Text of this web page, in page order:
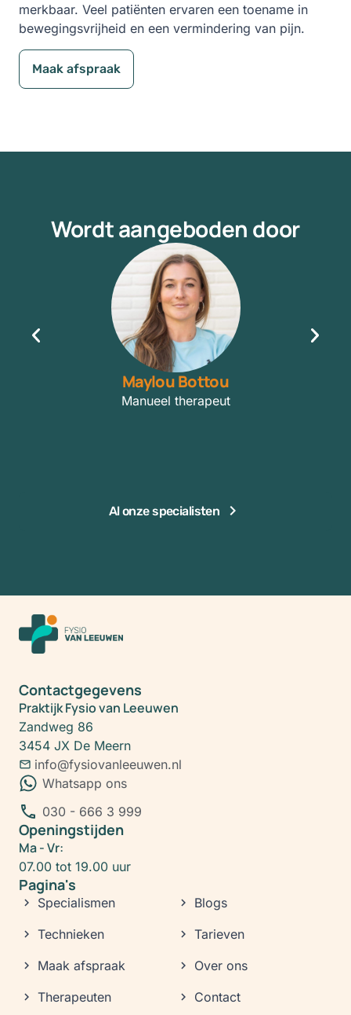
merkbaar. Veel patiënten ervaren een toename in
bewegingsvrijheid en een vermindering van pijn.
Maak afspraak
Wordt aangeboden door
Maylou Bottou
Manueel therapeut
Al onze specialisten
Contactgegevens
Praktijk Fysio van Leeuwen
Zandweg 86
3454 JX De Meern
info@fysiovanleeuwen.nl
Whatsapp ons
030 - 666 3 999
Openingstijden
Ma - Vr:
07.00 tot 19.00 uur
Pagina's
Specialismen
Technieken
Maak afspraak
Therapeuten
Blogs
Tarieven
Over ons
Contact